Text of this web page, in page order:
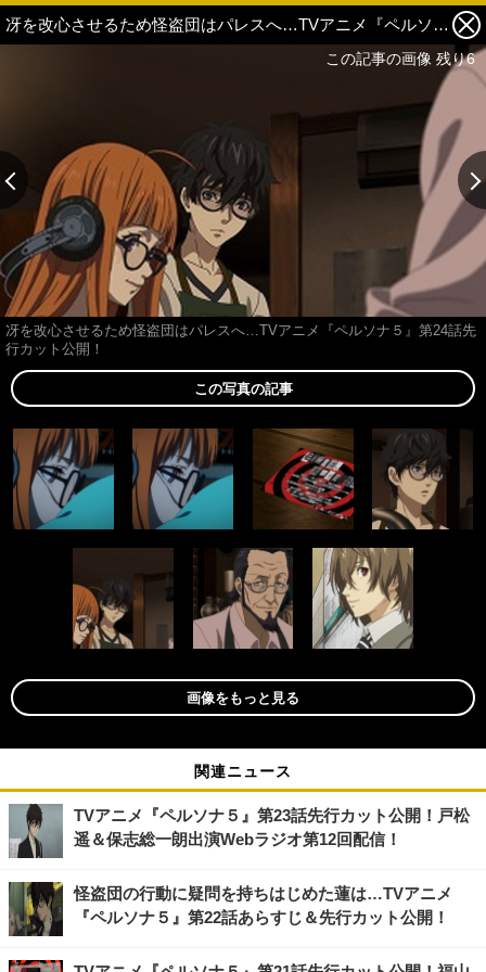
冴を改心させるため怪盗団はパレスへ…TVアニメ『ペルソナ５』第24話先行カット公開！ 5枚目の写真・画像
冴を改心させるため怪盗団はパレスへ…TVアニメ『ペルソナ５』第24話先
行カット公開！
この写真の記事
画像をもっと見る
関連ニュース
TVアニメ『ペルソナ５』第23話先行カット公開！戸松
遥＆保志総一朗出演Webラジオ第12回配信！
怪盗団の行動に疑問を持ちはじめた蓮は…TVアニメ
『ペルソナ５』第22話あらすじ＆先行カット公開！
この記事の画像 残り6